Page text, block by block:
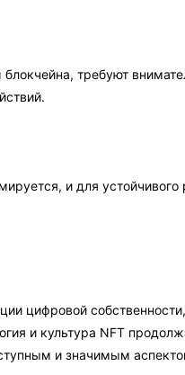
требуют
и для устойчивого
цифровой
и культура NFT
и значимым